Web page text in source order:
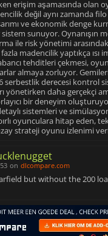
erişim aşamasında olan
değil aynı zamanda
ve ekonomik denge
sunuyor. Oynanışın
ile risk yönetimi
madencilik yaptıkça ısı
tehditleri çekmesi,
almaya zorluyor.
serbestlik derecesi kontrol
yönetirken daha gerçekçi
bir deneyim
sistemleri ve simülasyon
oyunculara hitap eden,
strateji oyunu izlenimi
on dlcompare.com
but without the 200